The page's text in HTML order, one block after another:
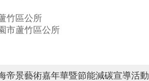
竹區公所
市蘆竹區公所
帝景藝術嘉年華暨節能減碳宣導活動